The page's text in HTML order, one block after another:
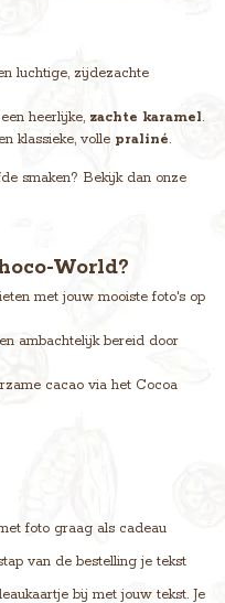
luchtige, zijdezachte
heerlijke, zachte karamel.
klassieke, volle praliné.
smaken? Bekijk dan onze
World?
met jouw mooiste foto's op
ambachtelijk bereid door
cacao via het Cocoa
foto graag als cadeau
van de bestelling je tekst
bij met jouw tekst. Je